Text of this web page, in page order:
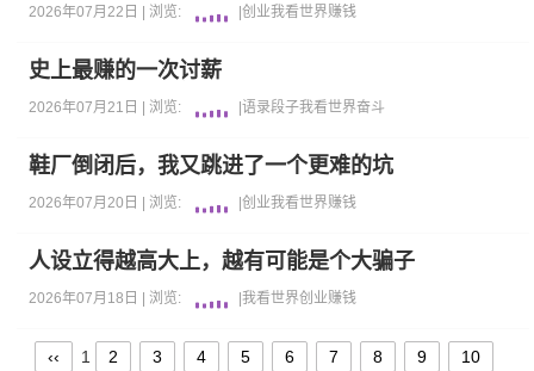
2026年07月22日 | 浏览: |创业我看世界赚钱
史上最赚的一次讨薪
2026年07月21日 | 浏览: |语录段子我看世界奋斗
鞋厂倒闭后，我又跳进了一个更难的坑
2026年07月20日 | 浏览: |创业我看世界赚钱
人设立得越高大上，越有可能是个大骗子
2026年07月18日 | 浏览: |我看世界创业赚钱
‹‹ 1 2 3 4 5 6 7 8 9 10